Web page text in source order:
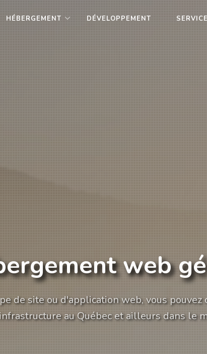
HÉBERGEMENT DÉVELOPPEMENT
web
de site ou d'application web, vous pouvez
au Québec et ailleurs dans le